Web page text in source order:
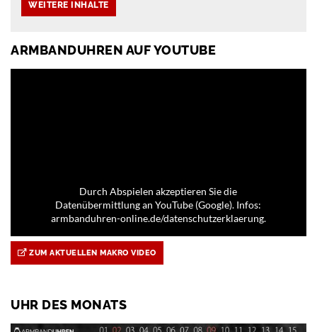
ARMBANDUHREN AUF YOUTUBE
Durch Abspielen akzeptieren Sie die
Datenübermittlung an YouTube (Google). Infos:
armbanduhren-online.de/datenschutzerklaerung.
ZUM AKTUELLEN MAKRO VIDEO
UHR DES MONATS